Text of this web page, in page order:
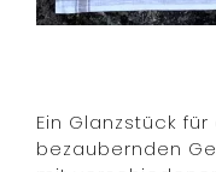
Ein Glanzstück
bezaubernden